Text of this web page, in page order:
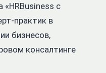
«HRBusiness с
практик в
бизнесов,
консалтинге